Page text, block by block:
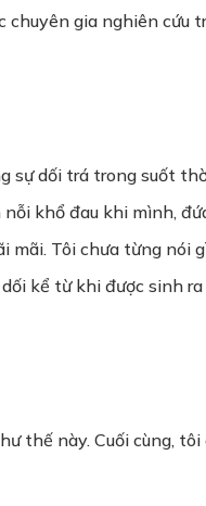
gia nghiên cứu
sự dối trá trong suốt
khổ đau khi mình,
Tôi chưa từng nói
kể từ khi được sinh
thế này. Cuối cùng,